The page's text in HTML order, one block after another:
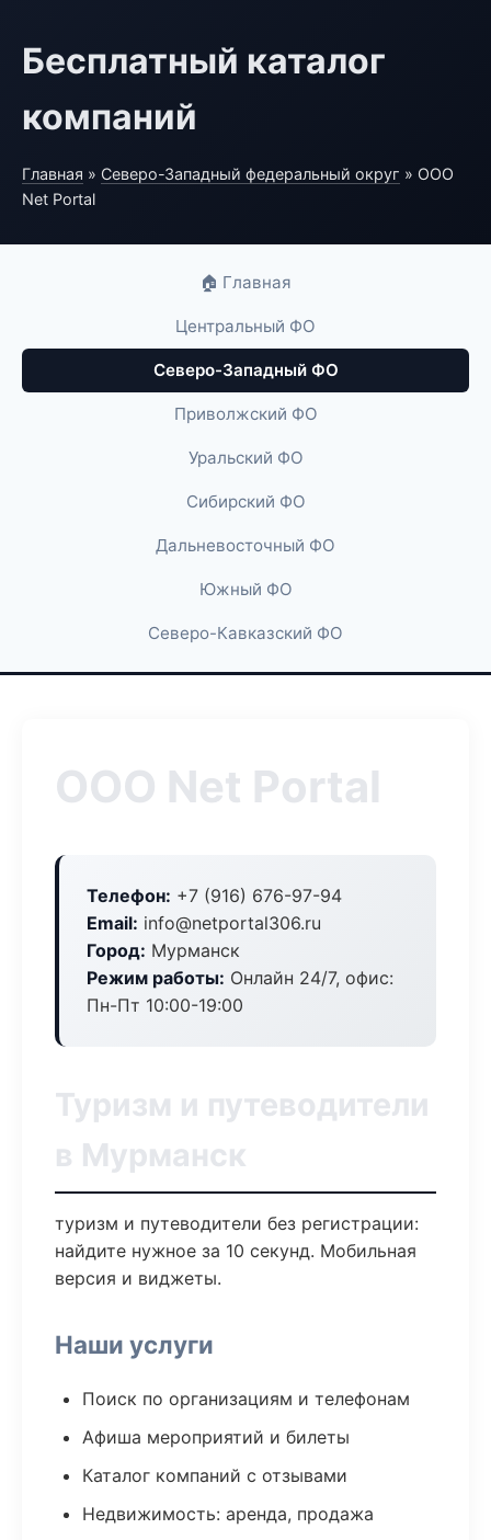
Бесплатный каталог
компаний
Главная » Северо-Западный федеральный округ » ООО
Net Portal
🏠 Главная
Центральный ФО
Северо-Западный ФО
Приволжский ФО
Уральский ФО
Сибирский ФО
Дальневосточный ФО
Южный ФО
Северо-Кавказский ФО
ООО Net Portal
Телефон: +7 (916) 676-97-94
Email: info@netportal306.ru
Город: Мурманск
Режим работы: Онлайн 24/7, офис:
Пн-Пт 10:00-19:00
Туризм и путеводители
в Мурманск
туризм и путеводители без регистрации:
найдите нужное за 10 секунд. Мобильная
версия и виджеты.
Наши услуги
Поиск по организациям и телефонам
Афиша мероприятий и билеты
Каталог компаний с отзывами
Недвижимость: аренда, продажа